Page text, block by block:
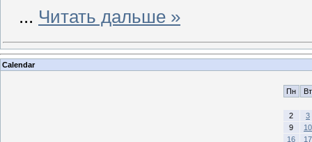
... Читать дальше »
Calendar
Пн Вт
2
3
9
10
16
17